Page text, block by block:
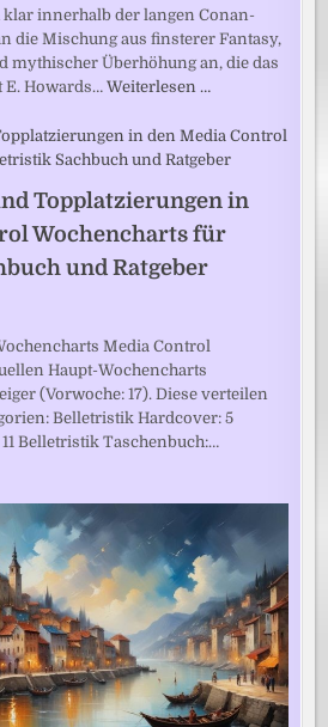
klar innerhalb der langen Conan-
die Mischung aus finsterer Fantasy,
mythischer Überhöhung an, die das
E. Howards…Weiterlesen …
Topplatzierungen in
Wochencharts für
und Ratgeber
Media Control
Haupt-Wochencharts
(Vorwoche: 17). Diese verteilen
Belletristik Hardcover: 5
Belletristik Taschenbuch:…